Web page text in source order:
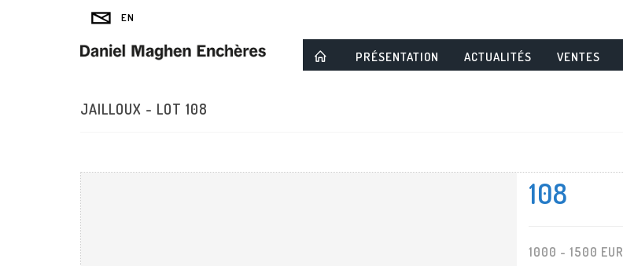
PRÉSENTATION ACTUALITÉS VENTES
JAILLOUX - LOT 108
108
1000 - 1500 EUR